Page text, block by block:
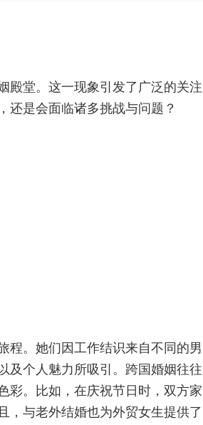
殿堂。这一现象引发了广泛的关注
还是会面临诸多挑战与问题？
程。她们因工作结识来自不同的男
及个人魅力所吸引。跨国婚姻往往
彩。比如，在庆祝节日时，双方家
，与老外结婚也为外贸女生提供了